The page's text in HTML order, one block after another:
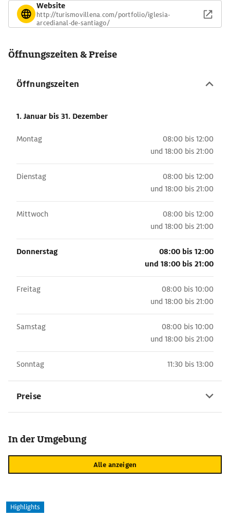
Website
http://turismovillena.com/portfolio/iglesia-
arcedianal-de-santiago/
Öffnungszeiten & Preise
Öffnungszeiten
1. Januar bis 31. Dezember
Montag
08:00 bis 12:00
und 18:00 bis 21:00
Dienstag
08:00 bis 12:00
und 18:00 bis 21:00
Mittwoch
08:00 bis 12:00
und 18:00 bis 21:00
Donnerstag
08:00 bis 12:00
und 18:00 bis 21:00
Freitag
08:00 bis 10:00
und 18:00 bis 21:00
Samstag
08:00 bis 10:00
und 18:00 bis 21:00
Sonntag 11:30 bis 13:00
Preise
In der Umgebung
Alle anzeigen
Highlights